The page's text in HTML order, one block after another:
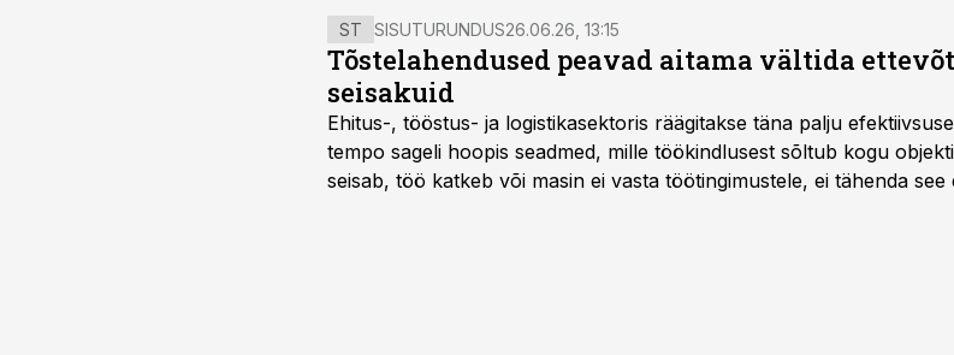
ST SISUTURUNDUS26.06.26, 13:15
Tõstelahendused peavad aitama vältida
seisakuid
Ehitus-, tööstus- ja logistikasektoris räägitakse täna palju
tempo sageli hoopis seadmed, mille töökindlusest sõltub kogu
seisab, töö katkeb või masin ei vasta töötingimustele, ei tähenda